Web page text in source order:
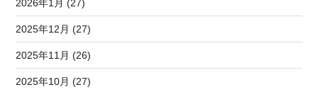
2026年1月 (27)
2025年12月 (27)
2025年11月 (26)
2025年10月 (27)